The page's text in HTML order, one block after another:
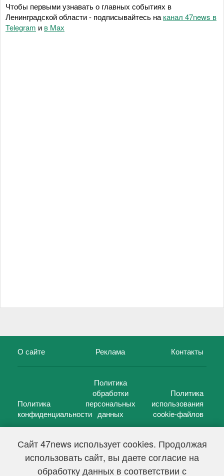
Сайт 47news использует cookies. Продолжая
использовать сайт, вы даете согласие на
обработку данных в соответствии с
Чтобы первыми узнавать о главных событиях в
Ленинградской области - подписывайтесь на канал 47news в
Telegram и в Maх
О сайте Реклама Контакты
Политика
конфиденциальности
Политика
обработки
персональных
данных
Политика
использования
cookie-файлов
47 новостей (47 news)2005 — 2026 г.
Свидетельство о регистрации СМИ Эл № ФС 77-39848, выдано